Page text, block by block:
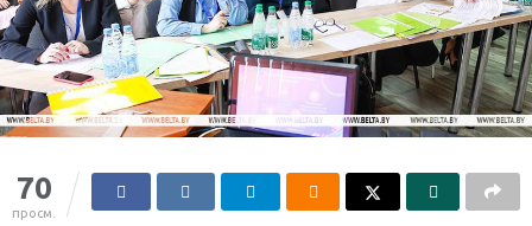
70
просм.